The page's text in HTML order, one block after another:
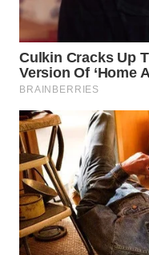
BOROBUDUR
WN
MADURA
WN
SURABAYA
WN
NATUNA
WN
BINTAN